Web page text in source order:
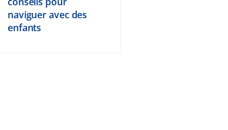
naviguer avec des
enfants